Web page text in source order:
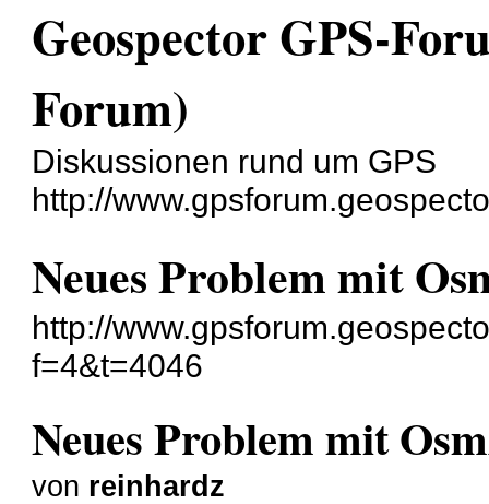
Geospector GPS-
Forum)
Diskussionen rund um GPS
http://
Neues Problem mit
http://
f=4&t=4046
Neues Problem mit
von reinhardz